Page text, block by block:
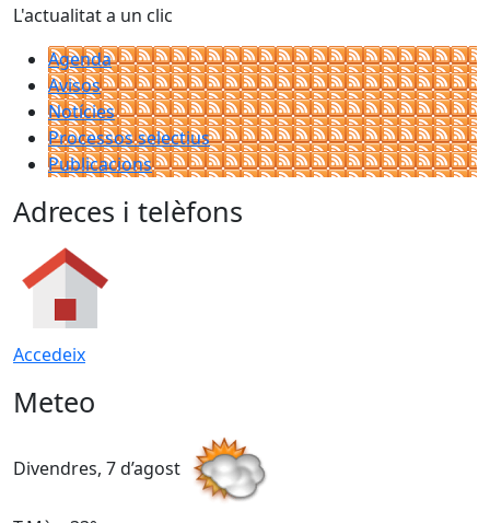
L'actualitat a un clic
Agenda
Avisos
Notícies
Processos selectius
Publicacions
Adreces i telèfons
Accedeix
Meteo
Divendres, 7 d’agost